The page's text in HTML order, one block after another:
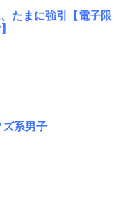
たまに強引【電子限
系男子